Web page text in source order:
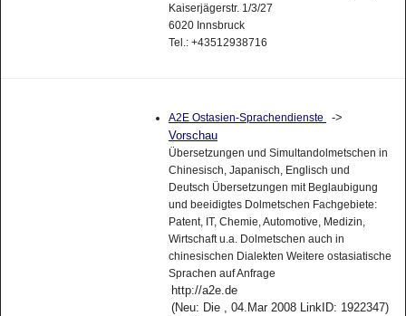
Kaiserjägerstr. 1/3/27
6020 Innsbruck
Tel.: +43512938716
A2E Ostasien-Sprachendienste
->
Vorschau
Übersetzungen und Simultandolmetschen in
Chinesisch, Japanisch, Englisch und
Deutsch Übersetzungen mit Beglaubigung
und beeidigtes Dolmetschen Fachgebiete:
Patent, IT, Chemie, Automotive, Medizin,
Wirtschaft u.a. Dolmetschen auch in
chinesischen Dialekten Weitere ostasiatische
Sprachen auf Anfrage
http://a2e.de
(Neu: Die , 04.Mar 2008 LinkID: 1922347)